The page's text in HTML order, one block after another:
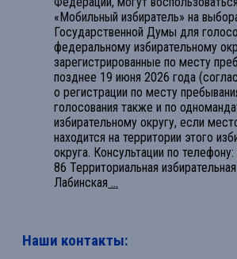
«Мобильный избиратель» на
Государственной Думы для
федеральному избирательному
зарегистрированные по месту
позднее 19 июня 2026 года
о регистрации по месту
голосования также и по
избирательному округу, если
находится на территории этого
округа. Консультации по
86 Территориальная
Лабинская ...
Наши контакты: